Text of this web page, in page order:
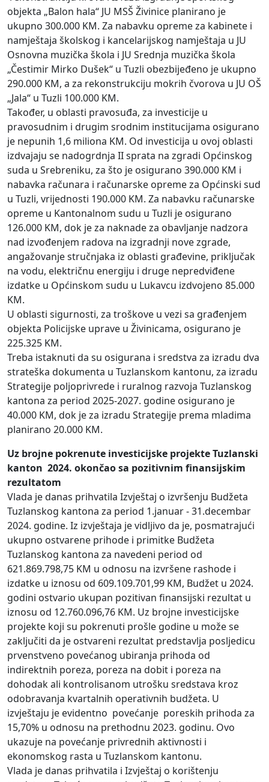
objekta „Balon hala“ JU MSŠ Živinice planirano je
ukupno 300.000 KM. Za nabavku opreme za kabinete i
namještaja školskog i kancelarijskog namještaja u JU
Osnovna muzička škola i JU Srednja muzička škola
„Čestimir Mirko Dušek“ u Tuzli obezbijeđeno je ukupno
290.000 KM, a za rekonstrukciju mokrih čvorova u JU OŠ
„Jala“ u Tuzli 100.000 KM.
Također, u oblasti pravosuđa, za investicije u
pravosudnim i drugim srodnim institucijama osigurano
je nepunih 1,6 miliona KM. Od investicija u ovoj oblasti
izdvajaju se nadogrdnja II sprata na zgradi Općinskog
suda u Srebreniku, za što je osigurano 390.000 KM i
nabavka računara i računarske opreme za Općinski sud
u Tuzli, vrijednosti 190.000 KM. Za nabavku računarske
opreme u Kantonalnom sudu u Tuzli je osigurano
126.000 KM, dok je za naknade za obavljanje nadzora
nad izvođenjem radova na izgradnji nove zgrade,
angažovanje stručnjaka iz oblasti građevine, priključak
na vodu, električnu energiju i druge nepredviđene
izdatke u Općinskom sudu u Lukavcu izdvojeno 85.000
KM.
U oblasti sigurnosti, za troškove u vezi sa građenjem
objekta Policijske uprave u Živinicama, osigurano je
225.325 KM.
Treba istaknuti da su osigurana i sredstva za izradu dva
strateška dokumenta u Tuzlanskom kantonu, za izradu
Strategije poljoprivrede i ruralnog razvoja Tuzlanskog
kantona za period 2025-2027. godine osigurano je
40.000 KM, dok je za izradu Strategije prema mladima
planirano 20.000 KM.
Uz brojne pokrenute investicijske projekte Tuzlanski
kanton 2024. okončao sa pozitivnim finansijskim
rezultatom
Vlada je danas prihvatila Izvještaj o izvršenju Budžeta
Tuzlanskog kantona za period 1.januar - 31.decembar
2024. godine. Iz izvještaja je vidljivo da je, posmatrajući
ukupno ostvarene prihode i primitke Budžeta
Tuzlanskog kantona za navedeni period od
621.869.798,75 KM u odnosu na izvršene rashode i
izdatke u iznosu od 609.109.701,99 KM, Budžet u 2024.
godini ostvario ukupan pozitivan finansijski rezultat u
iznosu od 12.760.096,76 KM. Uz brojne investicijske
projekte koji su pokrenuti prošle godine u može se
zaključiti da je ostvareni rezultat predstavlja posljedicu
prvenstveno povećanog ubiranja prihoda od
indirektnih poreza, poreza na dobit i poreza na
dohodak ali kontrolisanom utrošku sredstava kroz
odobravanja kvartalnih operativnih budžeta. U
izvještaju je evidentno povećanje poreskih prihoda za
15,70% u odnosu na prethodnu 2023. godinu. Ovo
ukazuje na povećanje privrednih aktivnosti i
ekonomskog rasta u Tuzlanskom kantonu.
Vlada je danas prihvatila i Izvještaj o korištenju